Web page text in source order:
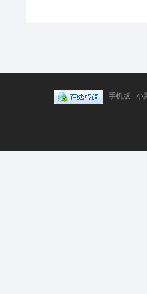
- 手机版 - 小